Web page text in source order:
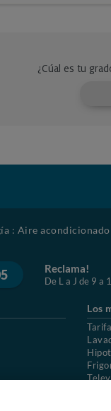
: Aire acondicionado
Reclama!
De L a J de 9 a
Los